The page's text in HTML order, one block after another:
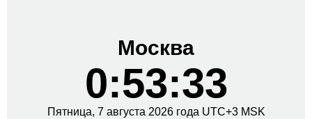
Москва
0:53:34
Пятница, 7 августа 2026 года UTC+3 MSK